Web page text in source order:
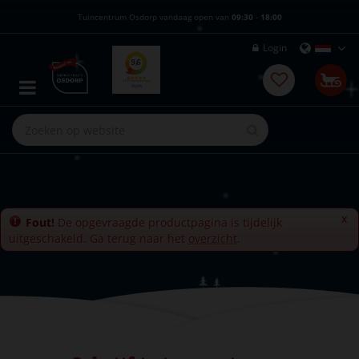
Tuincentrum Osdorp vandaag open van 09:30 - 18:00
Login
x
Fout! De opgevraagde productpagina is tijdelijk
uitgeschakeld. Ga terug naar het overzicht